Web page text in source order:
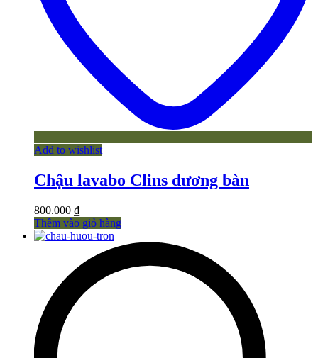
Add to wishlist
Chậu lavabo Clins dương bàn
800.000 ₫
Thêm vào giỏ hàng